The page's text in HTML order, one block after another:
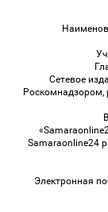
Сетевое
Роскомнадзором,
Samaraonline24
Электронная